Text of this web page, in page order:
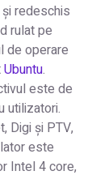
redeschis
rulat pe
de operare
Ubuntu.
este de
utilizatori.
Digi și PTV,
este
Intel 4 core,